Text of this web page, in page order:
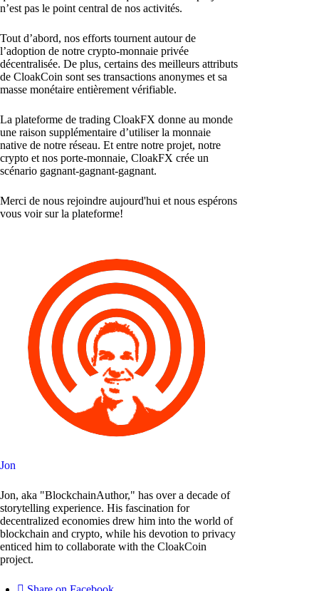
n’est pas le point central de nos activités.
Tout d’abord, nos efforts tournent autour de
l’adoption de notre crypto-monnaie privée
décentralisée. De plus, certains des meilleurs attributs
de CloakCoin sont ses transactions anonymes et sa
masse monétaire entièrement vérifiable.
La plateforme de trading CloakFX donne au monde
une raison supplémentaire d’utiliser la monnaie
native de notre réseau. Et entre notre projet, notre
crypto et nos porte-monnaie, CloakFX crée un
scénario gagnant-gagnant-gagnant.
Merci de nous rejoindre aujourd'hui et nous espérons
vous voir sur la plateforme!
Jon
Jon, aka "BlockchainAuthor," has over a decade of
storytelling experience. His fascination for
decentralized economies drew him into the world of
blockchain and crypto, while his devotion to privacy
enticed him to collaborate with the CloakCoin
project.